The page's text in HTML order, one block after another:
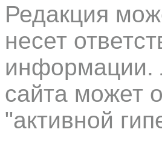
Редакция
несет
информации.
сайта может
"активной